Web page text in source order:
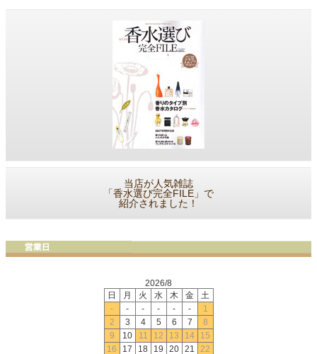
当店が人気雑誌
「香水選び完全FILE」で
紹介されました！
2026/8
日
月 火 水 木 金
土
-
- - - - -
1
2
3 4 5 6 7
8
9
10 11 12 13 14
15
16
17 18 19 20 21 22